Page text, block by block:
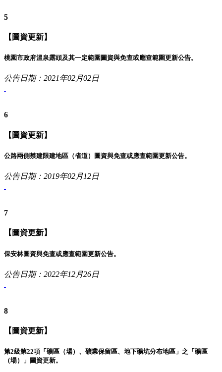
5
【圖資更新】
桃園市政府溫泉露頭及其一定範圍圖資與免查或應查範圍更新公告。
公告日期：2021年02月02日
6
【圖資更新】
公路兩側禁建限建地區（省道）圖資與免查或應查範圍更新公告。
公告日期：2019年02月12日
7
【圖資更新】
保安林圖資與免查或應查範圍更新公告。
公告日期：2022年12月26日
8
【圖資更新】
第2級第22項「礦區（場）、礦業保留區、地下礦坑分布地區」之「礦區
（場）」圖資更新。